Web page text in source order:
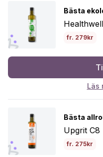
Bästa
fr. 279kr
Läs
Bästa
Upgrit C8
fr. 275kr